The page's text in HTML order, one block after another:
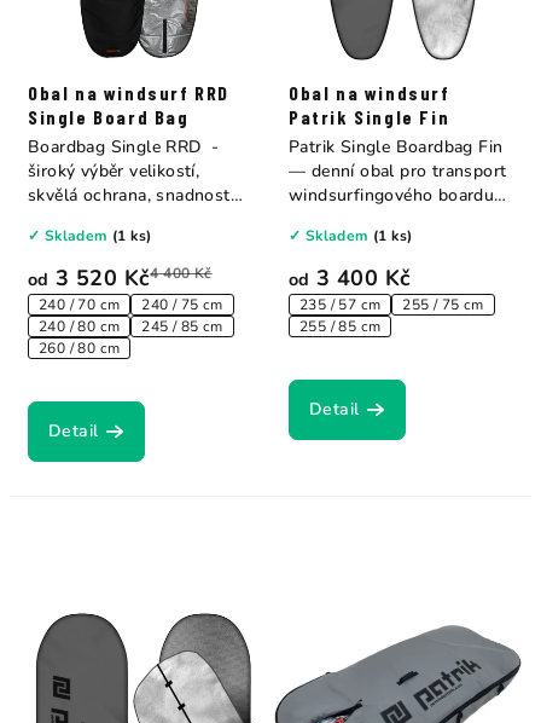
Obal na windsurf RRD
Single Board Bag
od 3 520 Kč4 400 Kč
240 / 70 cm
240 / 75 cm
240 / 80 cm
245 / 85 cm
260 / 80 cm
✓ Skladem (1 ks)
Detail
Boardbag Single RRD -
široký výběr velikostí,
skvělá ochrana, snadnost
Obal na windsurf
Patrik Single Fin
od 3 400 Kč
235 / 57 cm
255 / 75 cm
255 / 85 cm
✓ Skladem (1 ks)
Detail
Patrik Single Boardbag Fin
— denní obal pro transport
windsurfingového boardu